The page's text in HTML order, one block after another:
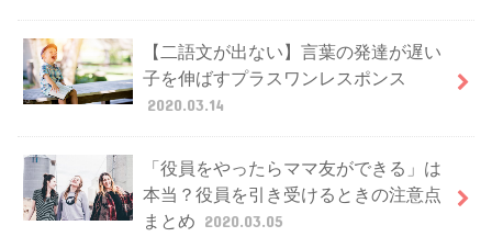
【二語文が出ない】言葉の発達が遅い
子を伸ばすプラスワンレスポンス
2020.03.14
「役員をやったらママ友ができる」は
本当？役員を引き受けるときの注意点
まとめ 2020.03.05